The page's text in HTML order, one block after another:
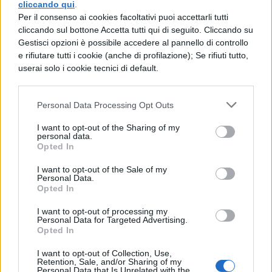
cliccando qui
Per il consenso ai cookies facoltativi puoi accettarli tutti
cliccando sul bottone Accetta tutti qui di seguito. Cliccando su
Gestisci opzioni è possibile accedere al pannello di controllo
e rifiutare tutti i cookie (anche di profilazione); Se rifiuti tutto,
userai solo i cookie tecnici di default.
Personal Data Processing Opt Outs
I want to opt-out of the Sharing of my
personal data.
Opted In
I want to opt-out of the Sale of my
Personal Data.
Opted In
I want to opt-out of processing my
Personal Data for Targeted Advertising.
Opted In
I want to opt-out of Collection, Use,
Retention, Sale, and/or Sharing of my
voucher permetteranno di accedere alle
funzionalità aggiornate, tra cui l’estensione
ai nuovi beneficiari e le tipologie di spesa
ampliate. In particolare, sarà possibile
trasporto, opzione non prevista nella fase
attuale.
i docenti: fino a gennaio 2026 si
possono spendere solo i residui, mentre
per accedere all’importo 2025/26 e alle
nuove modalità di acquisto occorrerà
attendere febbraio.